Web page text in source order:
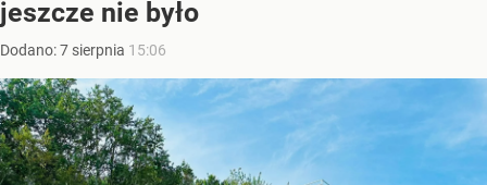
jeszcze nie było
Dodano:7 sierpnia 15:06